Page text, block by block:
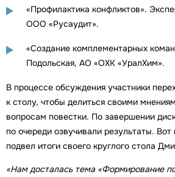
«Профилактика конфликтов».
ООО «Русаудит».
«Создание комплементарных
Подольская, АО «ОХК «УралХим».
В процессе обсуждения участники
к столу, чтобы делиться своими
вопросам повестки. По завершении
по очереди озвучивали результаты. Вот
подвел итоги своего круглого стола
«Нам досталась тема «Формирование